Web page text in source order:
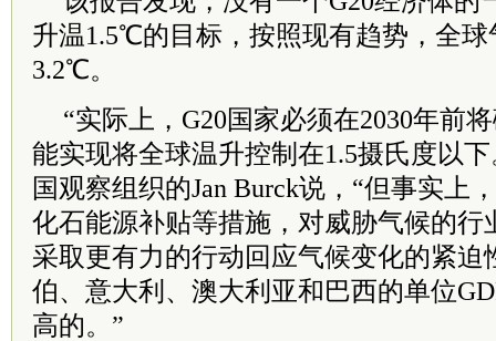
升温1.5℃的目标，按照现有趋势，全
3.2℃。
“实际上，G20国家必须在2030年前
能实现将全球温升控制在1.5摄氏度以
国观察组织的Jan Burck说，“但事实上
化石能源补贴等措施，对威胁气候的行
采取更有力的行动回应气候变化的紧迫
伯、意大利、澳大利亚和巴西的单位
高的。”